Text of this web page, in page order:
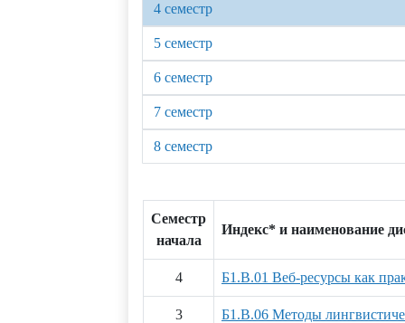
4 семестр
5 семестр
6 семестр
7 семестр
8 семестр
Семестр
начала
Индекс* и наименование
4 Б1.В.01 Веб-ресурсы как
3 Б1.В.06 Методы